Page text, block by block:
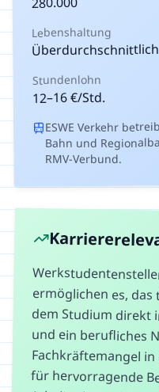
Lebenshaltung
Überdurchschnittlich
Stundenlohn
12–16€/Std.
ESWE Verkehr
Bahn und
RMV-Verbund.
ermöglichen es, das
dem Studium direkt
und ein berufliches
Fachkräftemangel in
für
Arbeitgeber schätzen
bereits praktische